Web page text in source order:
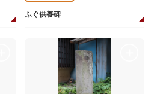
ふぐ供養碑